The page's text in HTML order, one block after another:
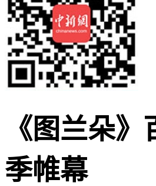
《图兰朵
季帷幕